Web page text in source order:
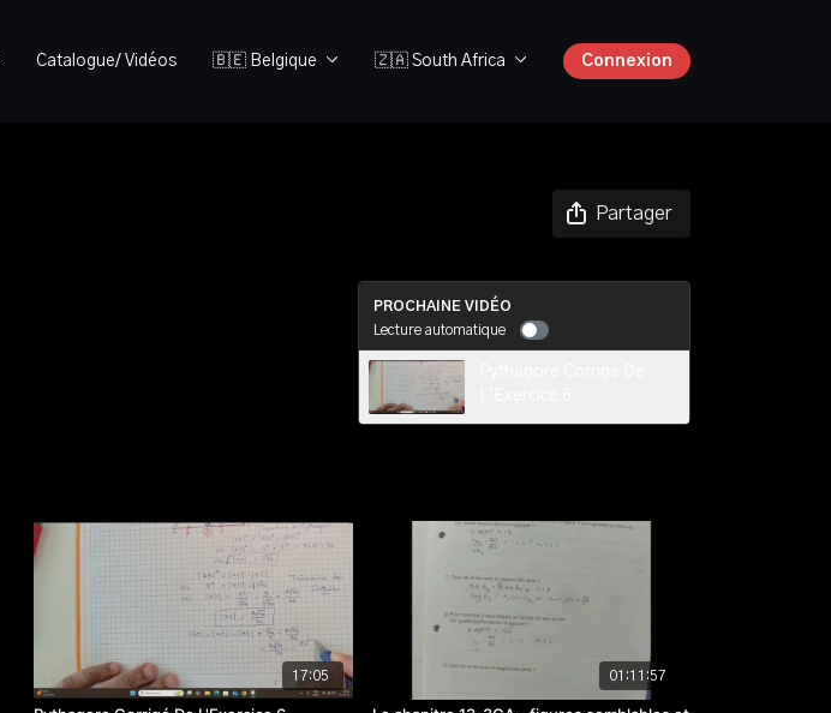
Catalogue/ Vidéos 🇧🇪 Belgique 🇿🇦 South Africa Connexion
Partager
PROCHAINE VIDÉO
Lecture automatique
17:05 01:11:57